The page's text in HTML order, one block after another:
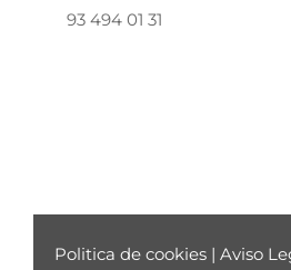
93 494 01 31
Politica de cookies | Aviso